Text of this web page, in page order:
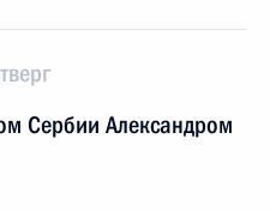
Сербии Александром